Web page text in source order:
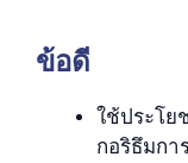
ข้อดี
ใช้ประโย
กอริธึมก